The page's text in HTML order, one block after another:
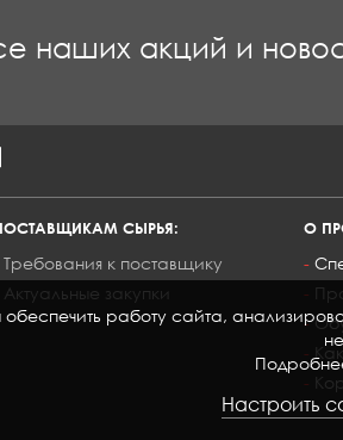
наших акций и
СЫРЬЯ:
Требования к поставщику
Актуальные закупки
О
работу сайта,
Настроить